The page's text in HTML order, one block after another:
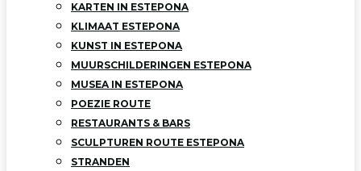
KARTEN IN ESTEPONA
KLIMAAT ESTEPONA
KUNST IN ESTEPONA
MUURSCHILDERINGEN ESTEPONA
MUSEA IN ESTEPONA
POEZIE ROUTE
RESTAURANTS & BARS
SCULPTUREN ROUTE ESTEPONA
STRANDEN